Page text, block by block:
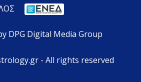
DPG Digital Media Group
- All rights reserved